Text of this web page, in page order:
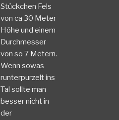
Stückchen Fels
von ca 30 Meter
Höhe und einem
Durchmesser
von so 7 Metern.
Wenn sowas
runterpurzelt ins
Tal sollte man
besser nicht in
der